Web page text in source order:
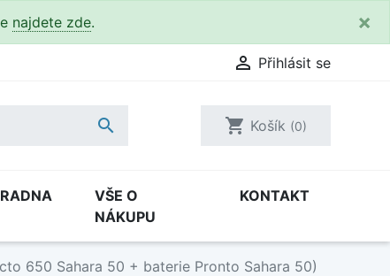
najdete zde. ×
 Přihlásit se
 shopping_cart Košík (0)
VŠE O
NÁKUPU
KONTAKT
650 Sahara 50 + baterie Pronto Sahara 50)